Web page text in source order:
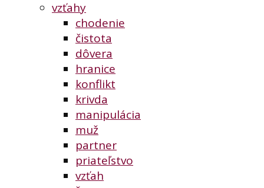
vzťahy
chodenie
čistota
dôvera
hranice
konflikt
krivda
manipulácia
muž
partner
priateľstvo
vzťah